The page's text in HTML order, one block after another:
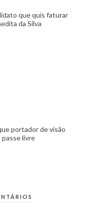
que quis faturar
da Silva
portador de visão
livre